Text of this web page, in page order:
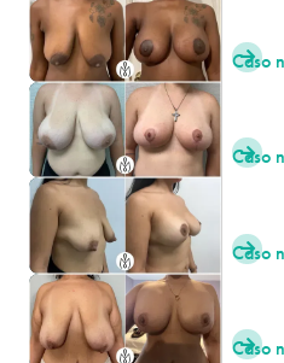
Caso

Caso

Caso

Caso
